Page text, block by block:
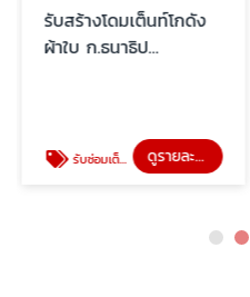
รับสร้างโดมเต็นท์โกดัง
ผ้าใบ ก.ธนาธิป
รับซ่อมเต็นท์โกดังผ้าใบ ดูรายละเอียด